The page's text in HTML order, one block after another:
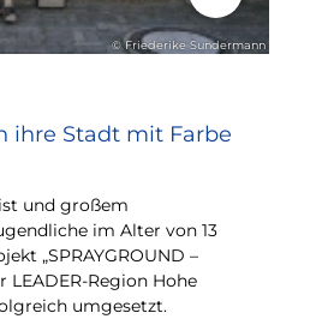
© Friederike Sundermann
ihre Stadt mit Farbe
und großem
im Alter von 13
„SPRAYGROUND –
Region Hohe
umgesetzt.